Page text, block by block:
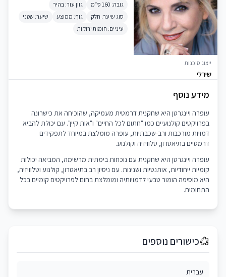
ייצוג סוכנות
שירלי
גובה: 160 ס״מ
גוון עור: בהיר
סוג שיער: חלק
גוף: ממוצע
שיער: שטני
עיניים: חומות ירוקות
מידע נוסף
עופרה ויינגרטן היא שחקנית דרמטית מעמיקה, שהוכיחה את כישרונה
בפרויקטים קולנועיים כמו "חתום לכל החיים" ו"אות קיין". עם יכולת להביא
דמויות מורכבות ורב-שכבתיות, עופרה מומלצת במיוחד לתפקידים
דרמטיים בתיאטרון, טלוויזיה וקולנוע.
עופרה ויינגרטן היא שחקנית עם נוכחות בימתית מרשימה, המביאה יכולות
קומיות ייחודיות, אותנטיות ושנינות. עם ניסיון רב בתיאטרון, קולנוע וטלוויזיה,
היא מוסיפה הומור טבעי לדמויותיה ומומלצת בחום לפרויקטים קומיים בכל
התחומים.
כישורים נוספים
עברית